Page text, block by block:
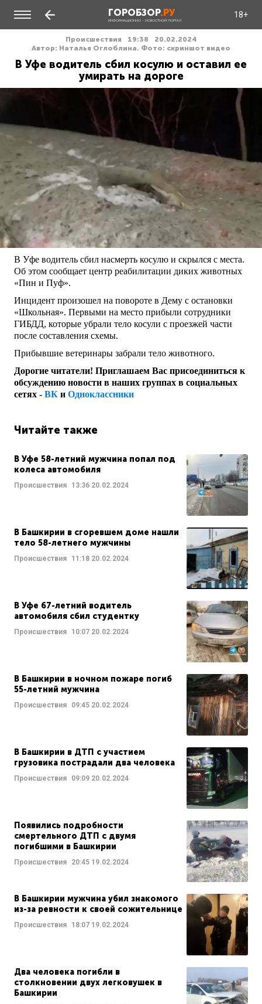
ГОРОБЗОР.РУ
ИНФОРМАЦИОННО - НОВОСТНОЙ ПОРТАЛ
18+
Происшествия 19:38
20.02.2024
Автор: Наталья Оглоблина. Фото: скриншот видео
В Уфе водитель сбил косулю и оставил ее
умирать на дороге
В Уфе водитель сбил насмерть косулю и скрылся с места.
Об этом сообщает центр реабилитации диких животных
«Пин и Пуф».
Инцидент произошел на повороте в Дему с остановки
«Школьная». Первыми на место прибыли сотрудники
ГИБДД, которые убрали тело косули с проезжей части
после составления схемы.
Прибывшие ветеринары забрали тело животного.
Дорогие читатели! Приглашаем Вас присоединиться к
обсуждению новости в наших группах в социальных
сетях - ВК и Одноклассники
Читайте также
В Уфе 58-летний мужчина попал под
колеса автомобиля
Происшествия 13:36 20.02.2024
В Башкирии в сгоревшем доме нашли
тело 58-летнего мужчины
Происшествия 11:18 20.02.2024
В Уфе 67-летний водитель
автомобиля сбил студентку
Происшествия 10:07 20.02.2024
В Башкирии в ночном пожаре погиб
55-летний мужчина
Происшествия 09:45 20.02.2024
В Башкирии в ДТП с участием
грузовика пострадали два человека
Происшествия 09:09 20.02.2024
Появились подробности
смертельного ДТП с двумя
погибшими в Башкирии
Происшествия 20:45 19.02.2024
В Башкирии мужчина убил знакомого
из-за ревности к своей сожительнице
Происшествия 18:07 19.02.2024
Два человека погибли в
столкновении двух легковушек в
Башкирии